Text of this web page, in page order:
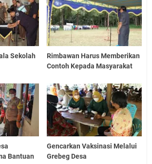
Sekolah
Rimbawan Harus Memberikan
Contoh Kepada Masyarakat
Bantuan
Gencarkan Vaksinasi Melalui
Grebeg Desa